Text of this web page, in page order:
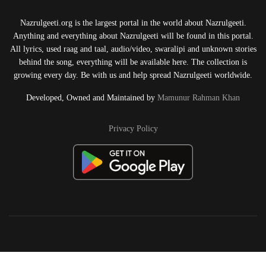
Nazrulgeeti.org is the largest portal in the world about Nazrulgeeti.
Anything and everything about Nazrulgeeti will be found in this portal.
All lyrics, used raag and taal, audio/video, swaralipi and unknown stories
behind the song, everything will be available here. The collection is
growing every day. Be with us and help spread Nazrulgeeti worldwide.
Developed, Owned and Maintained by Mamunur Rahman Khan
Privacy Policy